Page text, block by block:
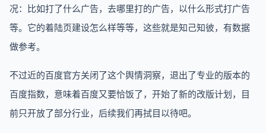
况：比如打了什么广告，去哪里打的广告，以什么形式打广告
等。它的着陆页建设怎么样等等，这些就是知己知彼，有数据
做参考。
不过近的百度官方关闭了这个舆情洞察，退出了专业的版本的
百度指数，意味着百度又要恰饭了，开始了新的改版计划，目
前只开放了部分行业，后续我们再拭目以待吧。